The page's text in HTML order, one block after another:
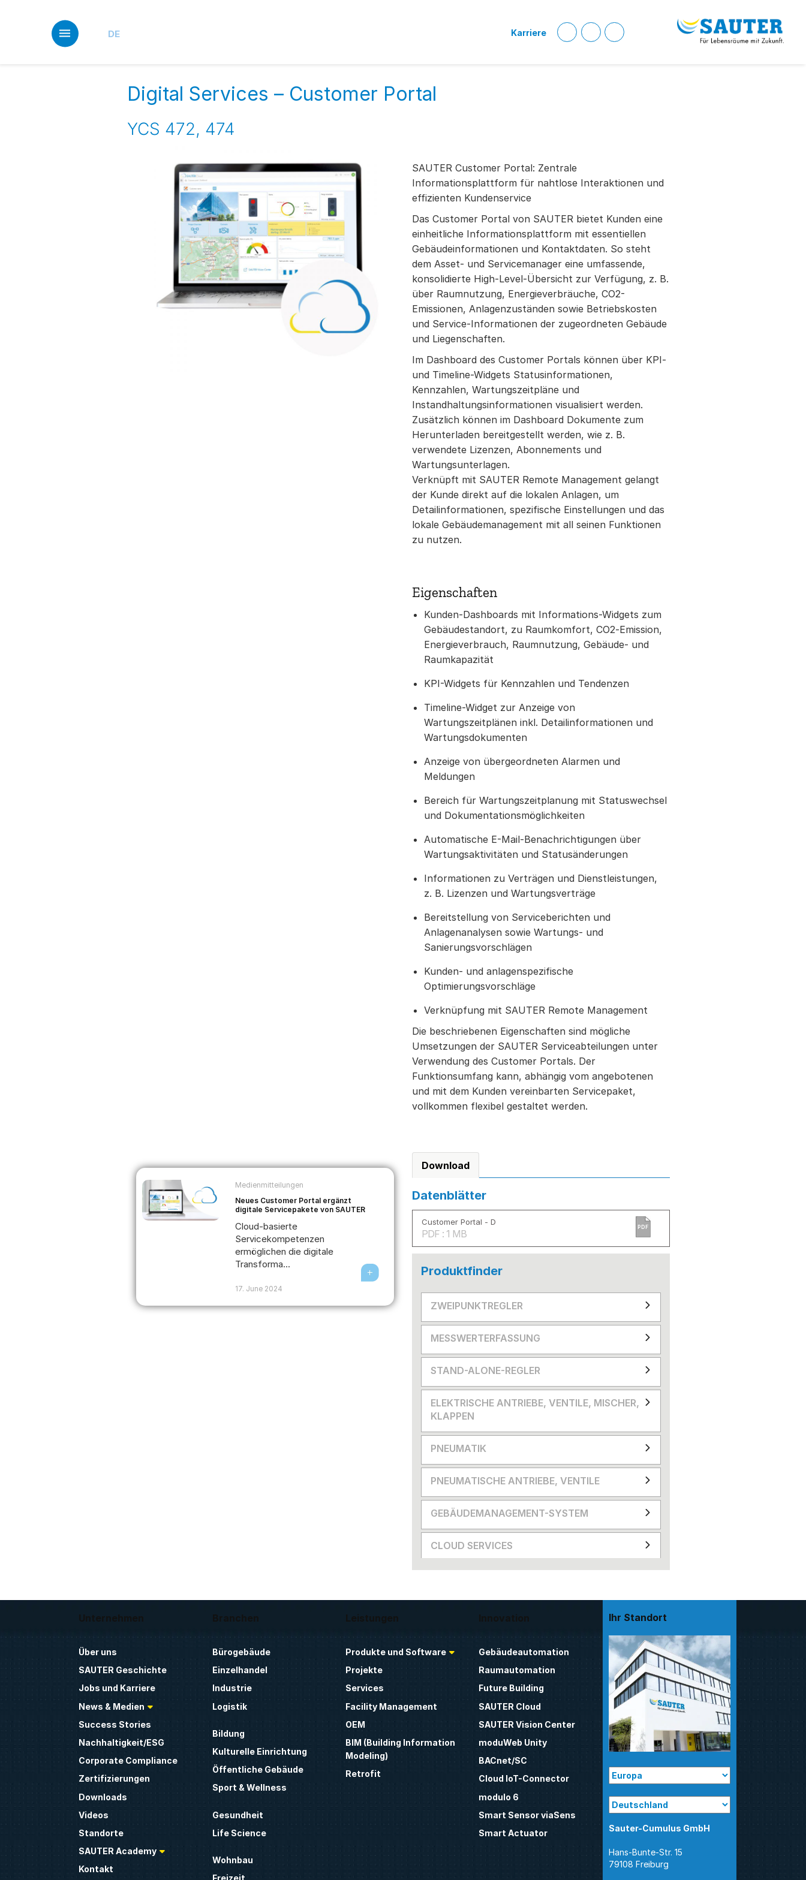
DE Karriere
Digital Services – Customer Portal
YCS 472, 474
SAUTER Customer Portal: Zentrale
Informationsplattform für nahtlose Interaktionen und
effizienten Kundenservice
Das Customer Portal von SAUTER bietet Kunden eine
einheitliche Informationsplattform mit essentiellen
Gebäudeinformationen und Kontaktdaten. So steht
dem Asset- und Servicemanager eine umfassende,
konsolidierte High-Level-Übersicht zur Verfügung, z. B.
über Raumnutzung, Energieverbräuche, CO2-
Emissionen, Anlagenzuständen sowie Betriebskosten
und Service-Informationen der zugeordneten Gebäude
und Liegenschaften.
Im Dashboard des Customer Portals können über KPI-
und Timeline-Widgets Statusinformationen,
Kennzahlen, Wartungszeitpläne und
Instandhaltungsinformationen visualisiert werden.
Zusätzlich können im Dashboard Dokumente zum
Herunterladen bereitgestellt werden, wie z. B.
verwendete Lizenzen, Abonnements und
Wartungsunterlagen.
Verknüpft mit SAUTER Remote Management gelangt
der Kunde direkt auf die lokalen Anlagen, um
Detailinformationen, spezifische Einstellungen und das
lokale Gebäudemanagement mit all seinen Funktionen
zu nutzen.
Eigenschaften
Kunden-Dashboards mit Informations-Widgets zum
Gebäudestandort, zu Raumkomfort, CO2‑Emission,
Energieverbrauch, Raumnutzung, Gebäude- und
Raumkapazität
KPI-Widgets für Kennzahlen und Tendenzen
Timeline-Widget zur Anzeige von
Wartungszeitplänen inkl. Detailinformationen und
Wartungsdokumenten
Anzeige von übergeordneten Alarmen und
Meldungen
Bereich für Wartungszeitplanung mit Statuswechsel
und Dokumentationsmöglichkeiten
Automatische E-Mail-Benachrichtigungen über
Wartungsaktivitäten und Statusänderungen
Informationen zu Verträgen und Dienstleistungen,
z. B. Lizenzen und Wartungsverträge
Bereitstellung von Serviceberichten und
Anlagenanalysen sowie Wartungs- und
Sanierungsvorschlägen
Kunden- und anlagenspezifische
Optimierungsvorschläge
Verknüpfung mit SAUTER Remote Management
Die beschriebenen Eigenschaften sind mögliche
Umsetzungen der SAUTER Serviceabteilungen unter
Verwendung des Customer Portals. Der
Funktionsumfang kann, abhängig vom angebotenen
und mit dem Kunden vereinbarten Servicepaket,
vollkommen flexibel gestaltet werden.
Medienmitteilungen
Neues Customer Portal ergänzt
digitale Servicepakete von SAUTER
Cloud-basierte
Servicekompetenzen
ermöglichen die digitale
Transforma...
17. June 2024
Download
Datenblätter
Customer Portal - D
PDF : 1 MB
PDF
Produktfinder
ZWEIPUNKTREGLER
MESSWERTERFASSUNG
STAND-ALONE-REGLER
ELEKTRISCHE ANTRIEBE, VENTILE, MISCHER,
KLAPPEN
PNEUMATIK
PNEUMATISCHE ANTRIEBE, VENTILE
GEBÄUDEMANAGEMENT-SYSTEM
CLOUD SERVICES
Unternehmen
Über uns
SAUTER Geschichte
Jobs und Karriere
News & Medien
Success Stories
Nachhaltigkeit/ESG
Corporate Compliance
Zertifizierungen
Downloads
Videos
Standorte
SAUTER Academy
Kontakt
Branchen
Bürogebäude
Einzelhandel
Industrie
Logistik
Bildung
Kulturelle Einrichtung
Öffentliche Gebäude
Sport & Wellness
Gesundheit
Life Science
Wohnbau
Freizeit
Leistungen
Produkte und Software
Projekte
Services
Facility Management
OEM
BIM (Building Information
Modeling)
Retrofit
Innovation
Gebäudeautomation
Raumautomation
Future Building
SAUTER Cloud
SAUTER Vision Center
moduWeb Unity
BACnet/SC
Cloud IoT-Connector
modulo 6
Smart Sensor viaSens
Smart Actuator
Ihr Standort
Sauter-Cumulus GmbH
Hans-Bunte-Str. 15
79108 Freiburg